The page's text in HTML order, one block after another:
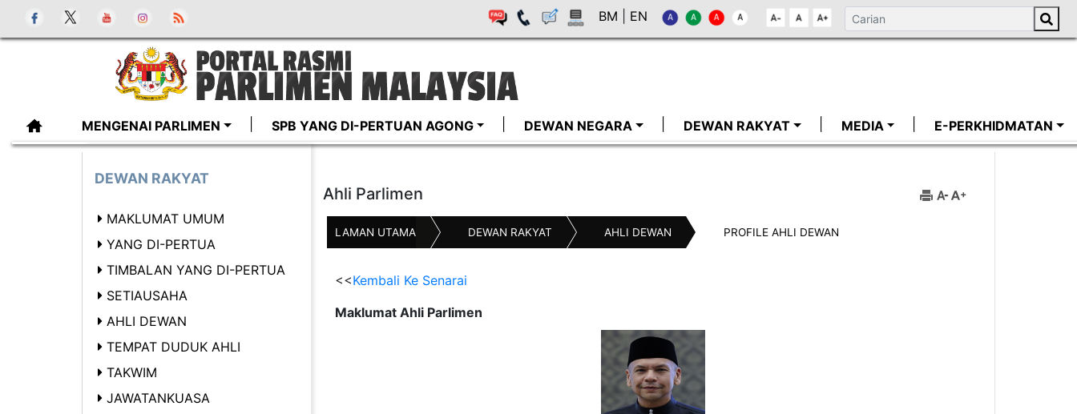
BM EN
MENGENAI PARLIMEN SPB YANG DI-PERTUAN AGONG DEWAN NEGARA DEWAN RAKYAT MEDIA E-PERKHIDMATAN
Ahli Parlimen
LAMAN UTAMA DEWAN RAKYAT AHLI DEWAN PROFILE AHLI DEWAN
<<Kembali Ke Senarai
Maklumat Ahli Parlimen
DEWAN RAKYAT
MAKLUMAT UMUM
YANG DI-PERTUA
TIMBALAN YANG DI-PERTUA
SETIAUSAHA
AHLI DEWAN
TEMPAT DUDUK AHLI
TAKWIM
JAWATANKUASA